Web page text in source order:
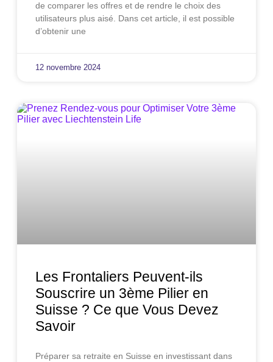
de comparer les offres et de rendre le choix des
utilisateurs plus aisé. Dans cet article, il est possible
d’obtenir une
12 novembre 2024
Les Frontaliers Peuvent-ils
Souscrire un 3ème Pilier en
Suisse ? Ce que Vous Devez
Savoir
Préparer sa retraite en Suisse en investissant dans